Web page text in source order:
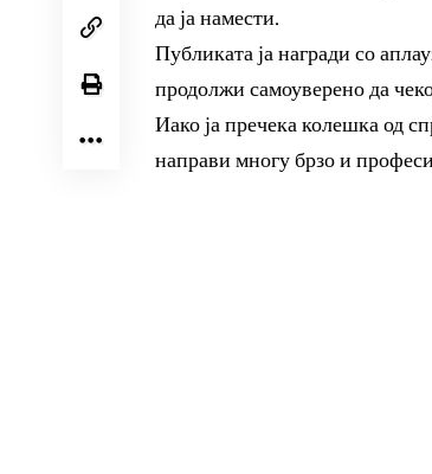
да ја намести.
Публиката ја награди со
продолжи самоуверено да
Иако ја пречека колешка од
направи многу брзо и